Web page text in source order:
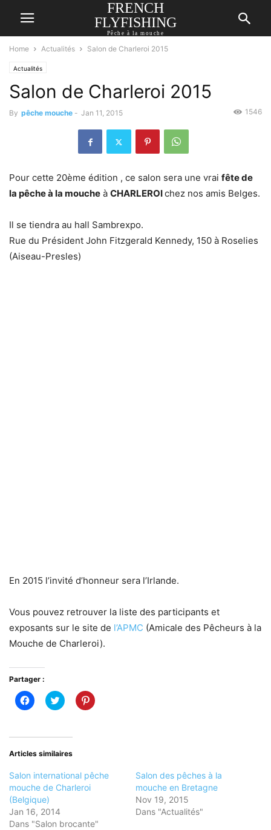
FRENCH
FLYFISHING
Pêche à la mouche
Home Actualités Salon de Charleroi 2015
Actualités
Salon de Charleroi 2015
By pêche mouche - Jan 11, 2015 1546
Pour cette 20ème édition , ce salon sera une vrai fête de
la pêche à la mouche à CHARLEROIchez nos amis Belges.
Il se tiendra au hall Sambrexpo.
Rue du Président John Fitzgerald Kennedy, 150 à Roselies
(Aiseau-Presles)
En 2015 l’invité d’honneur sera l’Irlande.
Vous pouvez retrouver la liste des participants et
exposants sur le site de l’APMC (Amicale des Pêcheurs à la
Mouche de Charleroi).
Partager :
Cliquez
pour
dans
nouvelle
Cliquez
pour
dans
nouvelle
Cliquez
pour
Articles similaires
Salon international pêche
mouche de Charleroi
(Belgique)
Jan 16, 2014
Dans "Salon brocante"
Salon des pêches à la
mouche en Bretagne
Nov 19, 2015
Dans "Actualités"